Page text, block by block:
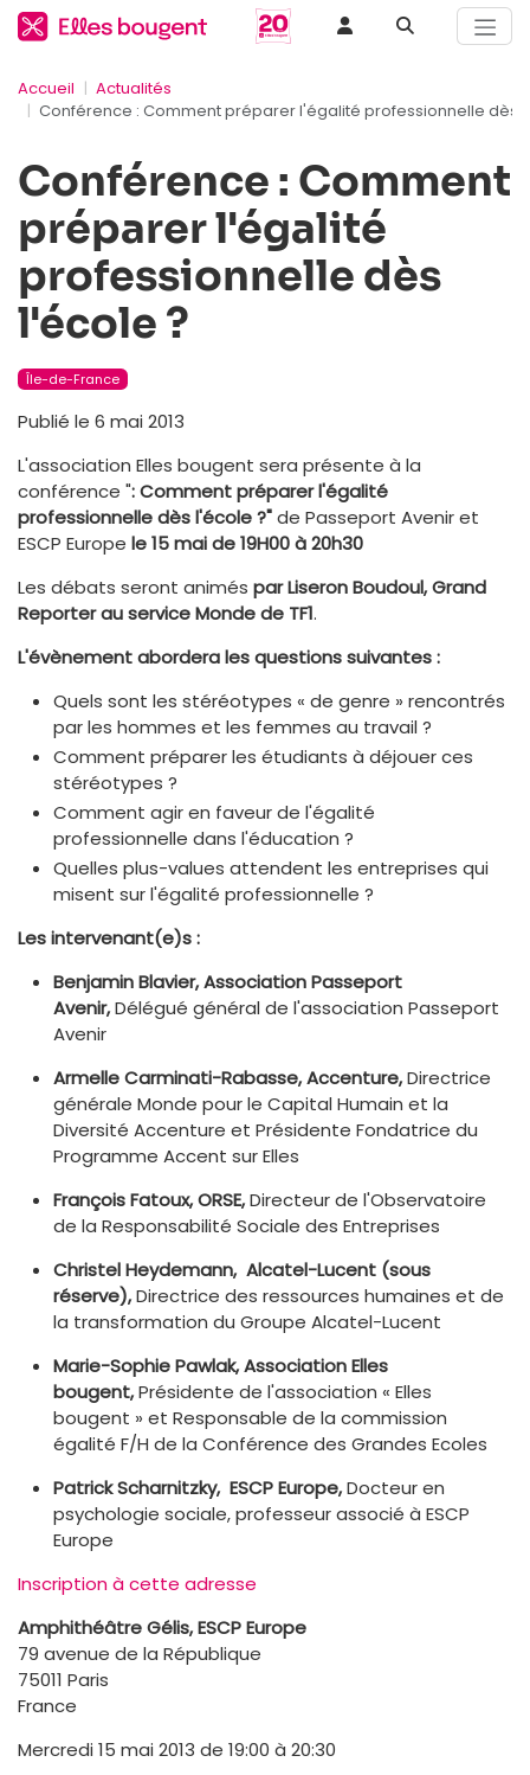
Accueil
Actualités
Conférence : Comment préparer l'égalité professionnelle dès
Conférence : Comment
préparer l'égalité
professionnelle dès
l'école ?
Île-de-France
Publié le 6 mai 2013
L'association Elles bougent sera présente à la
conférence ": Comment préparer l'égalité
professionnelle dès l'école ?"de Passeport Avenir et
ESCP Europe le 15 mai de 19H00 à 20h30
Les débats seront animés par Liseron Boudoul, Grand
Reporter au service Monde de TF1.
L'évènement abordera les questions suivantes :
Quels sont les stéréotypes « de genre » rencontrés
par les hommes et les femmes au travail ?
Comment préparer les étudiants à déjouer ces
stéréotypes ?
Comment agir en faveur de l'égalité
professionnelle dans l'éducation ?
Quelles plus-values attendent les entreprises qui
misent sur l'égalité professionnelle ?
Les intervenant(e)s :
Benjamin Blavier, Association Passeport
Avenir,Délégué général de l'association Passeport
Avenir
Armelle Carminati-Rabasse, Accenture,Directrice
générale Monde pour le Capital Humain et la
Diversité Accenture et Présidente Fondatrice du
Programme Accent sur Elles
François Fatoux, ORSE,Directeur de l'Observatoire
de la Responsabilité Sociale des Entreprises
Christel Heydemann, Alcatel-Lucent (sous
réserve),Directrice des ressources humaines et de
la transformation du Groupe Alcatel-Lucent
Marie-Sophie Pawlak, Association Elles
bougent,Présidente de l'association « Elles
bougent » et Responsable de la commission
égalité F/H de la Conférence des Grandes Ecoles
Patrick Scharnitzky, ESCP Europe,Docteur en
psychologie sociale, professeur associé à ESCP
Europe
Inscription à cette adresse
Amphithéâtre Gélis, ESCP Europe
79 avenue de la République
75011 Paris
France
Mercredi 15 mai 2013 de 19:00 à 20:30